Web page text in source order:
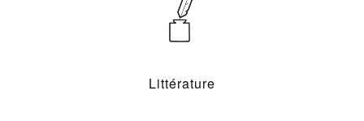
Littérature